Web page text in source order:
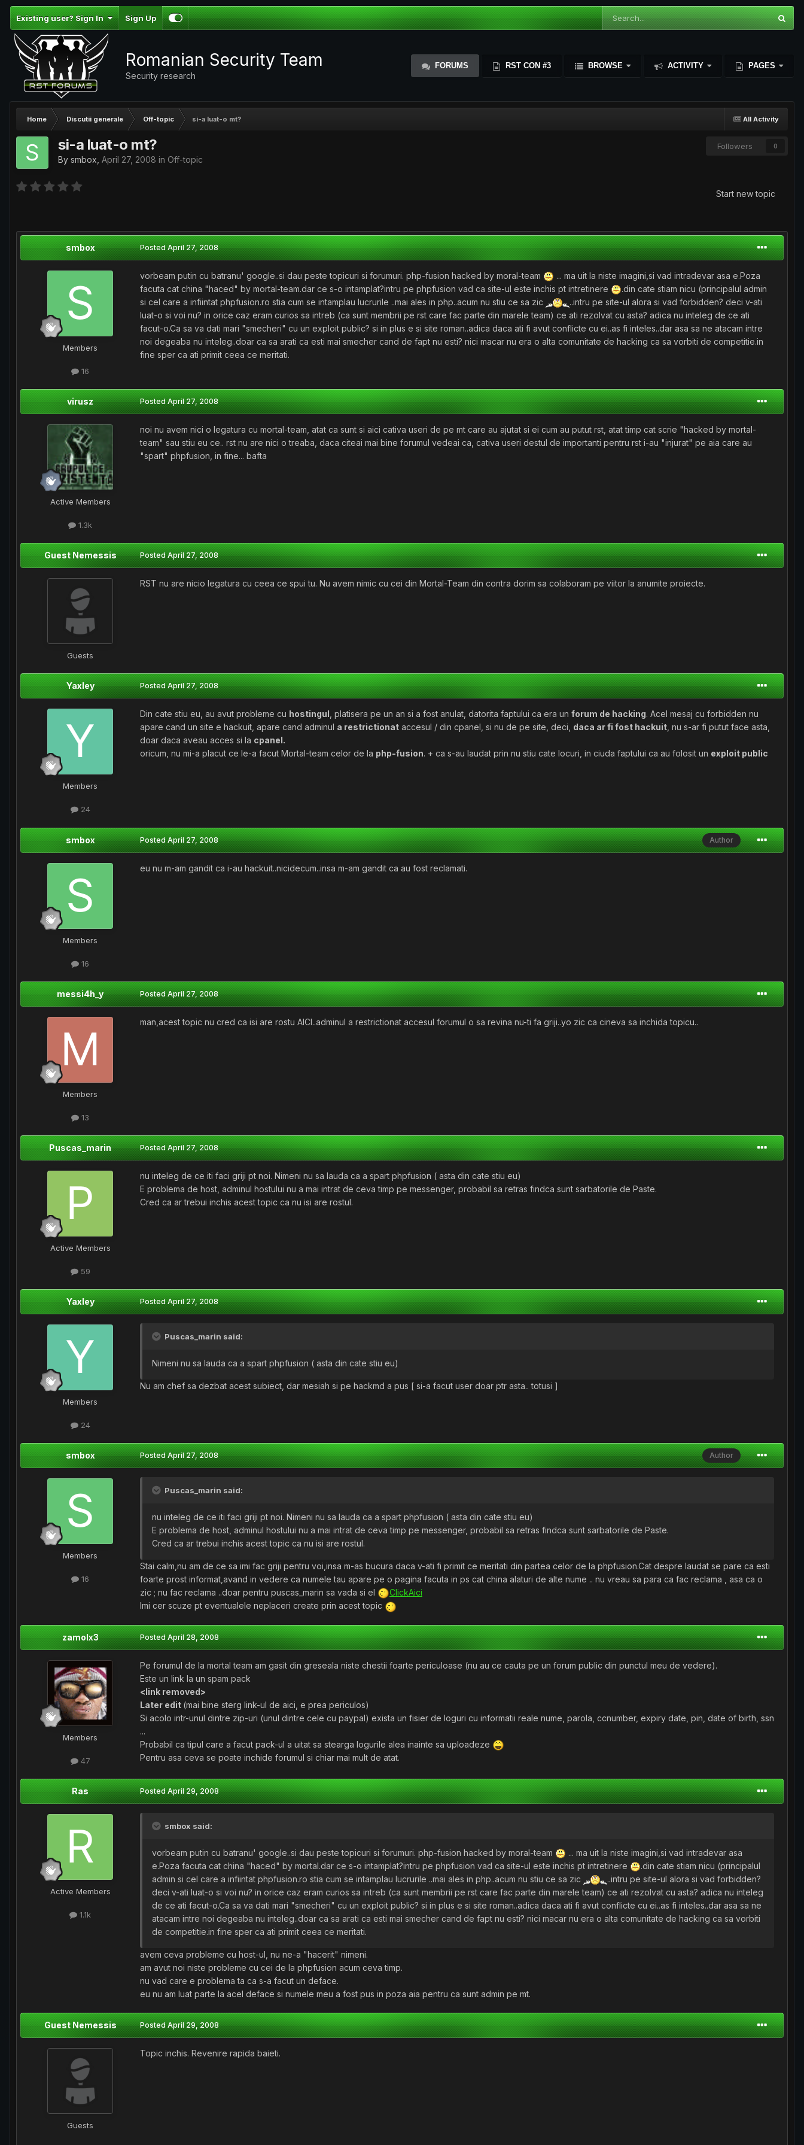
Existing user? Sign In Sign Up
Romanian Security Team
Security research
FORUMS RST CON #3 BROWSE ACTIVITY PAGES
All Activity
Home Discutii generale Off-topic si-a luat-o mt?
Followers 0
si-a luat-o mt?
By smbox April 27, 2008 in Off-topic
Start new topic
smbox
Members
16
PostedApril 27, 2008
vorbeam putin cu batranu' google..si dau peste topicuri si forumuri. php-fusion hacked by moral-team
... ma uit la niste imagini,si vad intradevar asa e.Poza
facuta cat china "haced" by mortal-team.dar ce s-o intamplat?intru pe phpfusion vad ca site-ul este inchis pt intretinere
.din cate stiam nicu (principalul admin
si cel care a infiintat phpfusion.ro stia cum se intamplau lucrurile ..mai ales in php..acum nu stiu ce sa zic
..intru pe site-ul alora si vad forbidden? deci v-ati
luat-o si voi nu? in orice caz eram curios sa intreb (ca sunt membrii pe rst care fac parte din marele team) ce ati rezolvat cu asta? adica nu inteleg de ce ati
facut-o.Ca sa va dati mari "smecheri" cu un exploit public? si in plus e si site roman..adica daca ati fi avut conflicte cu ei..as fi inteles..dar asa sa ne atacam intre
noi degeaba nu inteleg..doar ca sa arati ca esti mai smecher cand de fapt nu esti? nici macar nu era o alta comunitate de hacking ca sa vorbiti de competitie.in
fine sper ca ati primit ceea ce meritati.
virusz
Active Members
1.3k
PostedApril 27, 2008
noi nu avem nici o legatura cu mortal-team, atat ca sunt si aici cativa useri de pe mt care au ajutat si ei cum au putut rst, atat timp cat scrie "hacked by mortal-
team" sau stiu eu ce.. rst nu are nici o treaba, daca citeai mai bine forumul vedeai ca, cativa useri destul de importanti pentru rst i-au "injurat" pe aia care au
"spart" phpfusion, in fine... bafta
Guest Nemessis
Guests
PostedApril 27, 2008
RST nu are nicio legatura cu ceea ce spui tu. Nu avem nimic cu cei din Mortal-Team din contra dorim sa colaboram pe viitor la anumite proiecte.
Yaxley
Members
24
PostedApril 27, 2008
Din cate stiu eu, au avut probleme cu hostingul , platisera pe un an si a fost anulat, datorita faptului ca era un forum de hacking. Acel mesaj cu forbidden nu
apare cand un site e hackuit, apare cand adminul a restrictionat accesul / din cpanel, si nu de pe site, deci, daca ar fi fost hackuit , nu s-ar fi putut face asta,
doar daca aveau acces si la cpanel.
oricum, nu mi-a placut ce le-a facut Mortal-team celor de la php-fusion. + ca s-au laudat prin nu stiu cate locuri, in ciuda faptului ca au folosit un exploit public
smbox
Members
16
Author
PostedApril 27, 2008
eu nu m-am gandit ca i-au hackuit..nicidecum..insa m-am gandit ca au fost reclamati.
messi4h_y
Members
13
PostedApril 27, 2008
man,acest topic nu cred ca isi are rostu AICI..adminul a restrictionat accesul forumul o sa revina nu-ti fa griji..yo zic ca cineva sa inchida topicu..
Puscas_marin
Active Members
59
PostedApril 27, 2008
nu inteleg de ce iti faci griji pt noi. Nimeni nu sa lauda ca a spart phpfusion ( asta din cate stiu eu)
E problema de host, adminul hostului nu a mai intrat de ceva timp pe messenger, probabil sa retras findca sunt sarbatorile de Paste.
Cred ca ar trebui inchis acest topic ca nu isi are rostul.
Yaxley
Members
24
PostedApril 27, 2008
Puscas_marin said:
Nimeni nu sa lauda ca a spart phpfusion ( asta din cate stiu eu)
Nu am chef sa dezbat acest subiect, dar mesiah si pe hackmd a pus [ si-a facut user doar ptr asta.. totusi ]
smbox
Members
16
Author
PostedApril 27, 2008
Puscas_marin said:
nu inteleg de ce iti faci griji pt noi. Nimeni nu sa lauda ca a spart phpfusion ( asta din cate stiu eu)
E problema de host, adminul hostului nu a mai intrat de ceva timp pe messenger, probabil sa retras findca sunt sarbatorile de Paste.
Cred ca ar trebui inchis acest topic ca nu isi are rostul.
Stai calm,nu am de ce sa imi fac griji pentru voi,insa m-as bucura daca v-ati fi primit ce meritati din partea celor de la phpfusion.Cat despre laudat se pare ca esti
foarte prost informat,avand in vedere ca numele tau apare pe o pagina facuta in ps cat china alaturi de alte nume .. nu vreau sa para ca fac reclama , asa ca o
zic ; nu fac reclama ..doar pentru puscas_marin sa vada si el
ClickAici
Imi cer scuze pt eventualele neplaceri create prin acest topic
zamolx3
Members
47
PostedApril 28, 2008
Pe forumul de la mortal team am gasit din greseala niste chestii foarte periculoase (nu au ce cauta pe un forum public din punctul meu de vedere).
Este un link la un spam pack
<link removed>
Later edit (mai bine sterg link-ul de aici, e prea periculos)
Si acolo intr-unul dintre zip-uri (unul dintre cele cu paypal) exista un fisier de loguri cu informatii reale nume, parola, ccnumber, expiry date, pin, date of birth, ssn
...
Probabil ca tipul care a facut pack-ul a uitat sa stearga logurile alea inainte sa uploadeze
Pentru asa ceva se poate inchide forumul si chiar mai mult de atat.
Ras
Active Members
1.1k
PostedApril 29, 2008
smbox said:
vorbeam putin cu batranu' google..si dau peste topicuri si forumuri. php-fusion hacked by moral-team
... ma uit la niste imagini,si vad intradevar asa
e.Poza facuta cat china "haced" by mortal.dar ce s-o intamplat?intru pe phpfusion vad ca site-ul este inchis pt intretinere
.din cate stiam nicu (principalul
admin si cel care a infiintat phpfusion.ro stia cum se intamplau lucrurile ..mai ales in php..acum nu stiu ce sa zic
..intru pe site-ul alora si vad forbidden?
deci v-ati luat-o si voi nu? in orice caz eram curios sa intreb (ca sunt membrii pe rst care fac parte din marele team) ce ati rezolvat cu asta? adica nu inteleg
de ce ati facut-o.Ca sa va dati mari "smecheri" cu un exploit public? si in plus e si site roman..adica daca ati fi avut conflicte cu ei..as fi inteles..dar asa sa ne
atacam intre noi degeaba nu inteleg..doar ca sa arati ca esti mai smecher cand de fapt nu esti? nici macar nu era o alta comunitate de hacking ca sa vorbiti
de competitie.in fine sper ca ati primit ceea ce meritati.
avem ceva probleme cu host-ul, nu ne-a "hacerit" nimeni.
am avut noi niste probleme cu cei de la phpfusion acum ceva timp.
nu vad care e problema ta ca s-a facut un deface.
eu nu am luat parte la acel deface si numele meu a fost pus in poza aia pentru ca sunt admin pe mt.
Guest Nemessis
Guests
PostedApril 29, 2008
Topic inchis. Revenire rapida baieti.